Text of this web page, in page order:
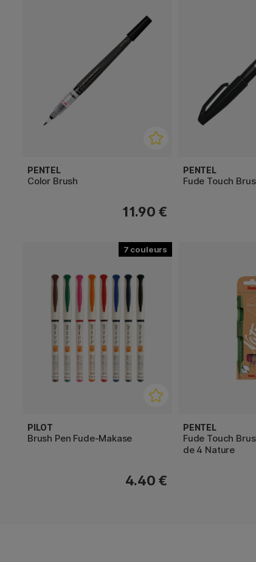
PENTEL
Color Brush
11.90 €
PENTEL
Fude Touch
7
PILOT
Brush Pen Fude-Makase
4.40 €
PENTEL
Fude Touch
de 4 Nature